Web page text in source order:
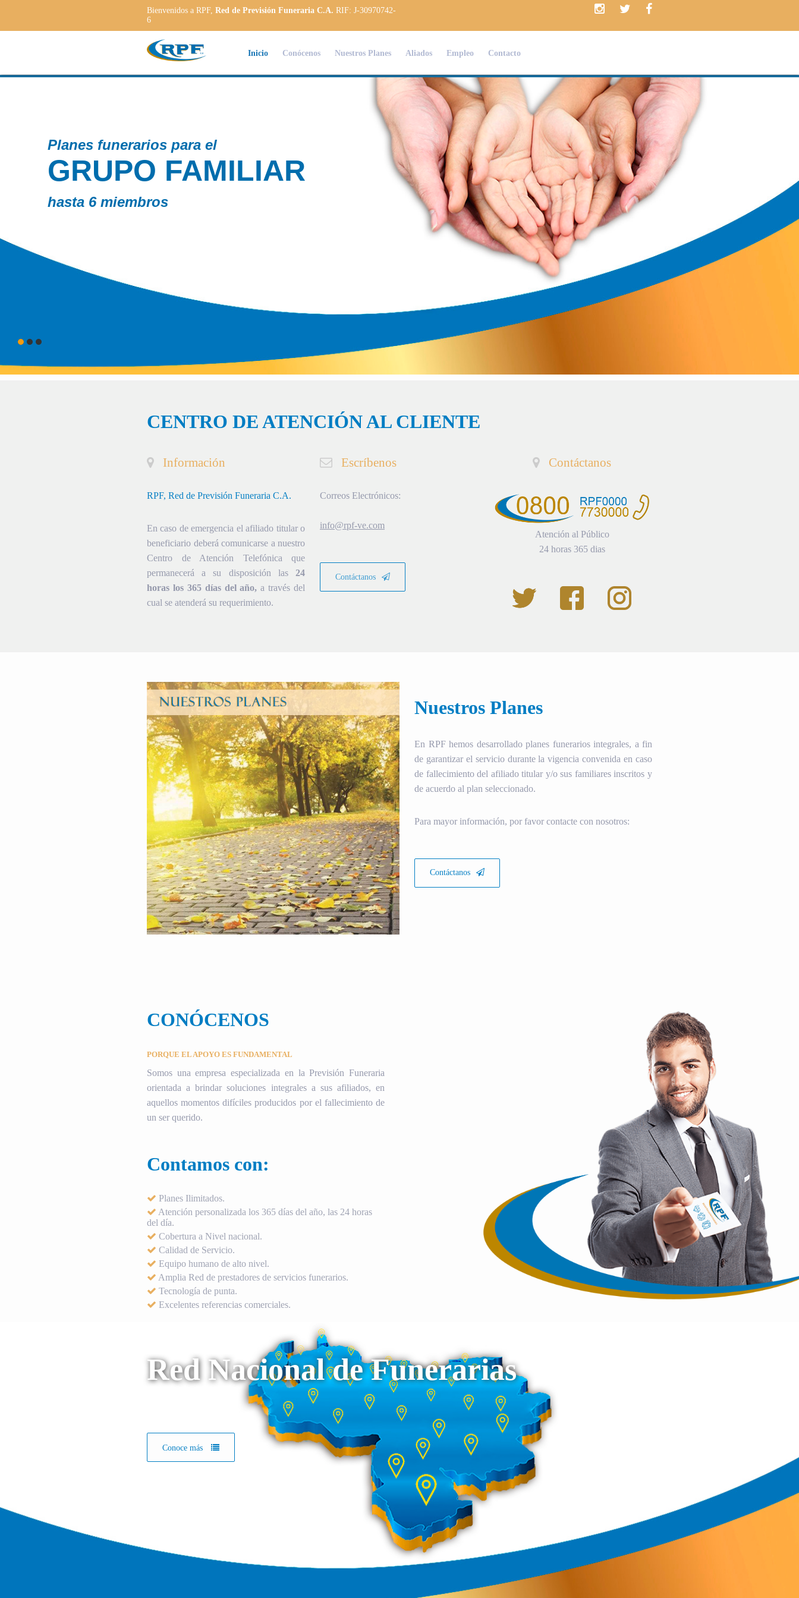
Bienvenidos a RPF, Red de Previsión Funeraria C.A. RIF: J-30970742-
6
Inicio Conócenos Nuestros Planes Aliados Empleo Contacto
Planes funerarios para el
GRUPO FAMILIAR
hasta 6 miembros
CENTRO DE ATENCIÓN AL CLIENTE
Información
RPF, Red de Previsión Funeraria C.A.
En caso de emergencia el afiliado titular o
beneficiario deberá comunicarse a nuestro
Centro de Atención Telefónica que
permanecerá a su disposición las 24
horas los 365 días del año, a través del
cual se atenderá su requerimiento.
Escríbenos
Correos Electrónicos:
info@rpf-ve.com
Contáctanos
Contáctanos
Atención al Público
24 horas 365 dias
Nuestros Planes
En RPF hemos desarrollado planes funerarios integrales, a fin
de garantizar el servicio durante la vigencia convenida en caso
de fallecimiento del afiliado titular y/o sus familiares inscritos y
de acuerdo al plan seleccionado.
Para mayor información, por favor contacte con nosotros:
Contáctanos
CONÓCENOS
PORQUE EL APOYO ES FUNDAMENTAL
Somos una empresa especializada en la Previsión Funeraria
orientada a brindar soluciones integrales a sus afiliados, en
aquellos momentos difíciles producidos por el fallecimiento de
un ser querido.
Contamos con:
Planes Ilimitados.
Atención personalizada los 365 días del año, las 24 horas
del día.
Cobertura a Nivel nacional.
Calidad de Servicio.
Equipo humano de alto nivel.
Amplia Red de prestadores de servicios funerarios.
Tecnología de punta.
Excelentes referencias comerciales.
Red Nacional de Funerarias
Conoce más